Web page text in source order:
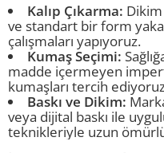
Kalıp Çıkarma:
ve standart bir form
çalışmaları yapıyoruz.
Kumaş Seçimi:
madde içermeyen
kumaşları tercih
Baskı ve Dikim:
veya dijital baskı ile
teknikleriyle uzun